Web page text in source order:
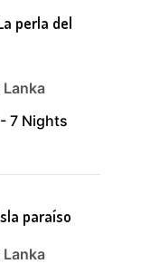
perla del
Lanka
7 Nights
paraíso
Lanka